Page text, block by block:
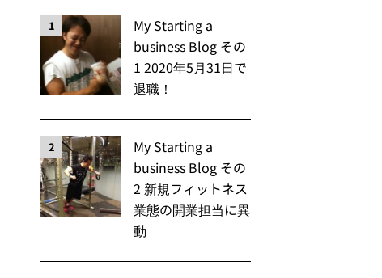
1
My Starting a
business Blog その
1 2020年5月31日で
退職！
2
My Starting a
business Blog その
2 新規フィットネス
業態の開業担当に異
動